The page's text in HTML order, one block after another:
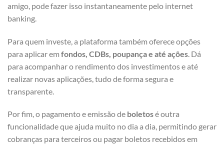
amigo, pode fazer isso instantaneamente pelo internet
banking.
Para quem investe, a plataforma também oferece opções
para aplicar em fondos, CDBs, poupança e até ações . Dá
para acompanhar o rendimento dos investimentos e até
realizar novas aplicações, tudo de forma segura e
transparente.
Por fim, o pagamento e emissão de boletosé outra
funcionalidade que ajuda muito no dia a dia, permitindo gerar
cobranças para terceiros ou pagar boletos recebidos em